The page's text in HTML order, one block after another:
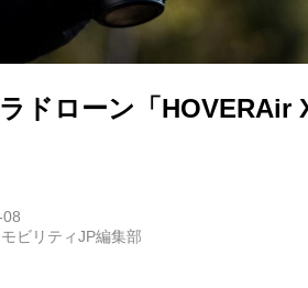
キックボード
ノロジー
会社
ドローン「HOVERAir
ビリティJP編集部